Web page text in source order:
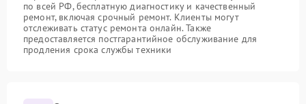
по всей РФ, бесплатную диагностику и качественный
ремонт, включая срочный ремонт. Клиенты могут
отслеживать статус ремонта онлайн. Также
предоставляется постгарантийное обслуживание для
продления срока службы техники